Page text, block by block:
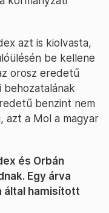
azt is kiolvasta,
be kellene
orosz eredetű
behozatalának
benzint nem
azt a Mol a magyar
és Orbán
Egy árva
által hamisított